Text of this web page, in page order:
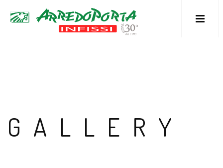
GALLERY